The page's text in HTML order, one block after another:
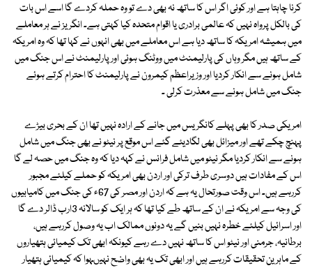
کرنا چاہتا ہے اور کوئی اگر اس کا ساتھ نہ بھی دے تو وہ حملہ کردے گا اسے اس بات
کی بالکل پرواہ نہیں کہ عالمی برادری یا اقوام متحدہ کیا کہتی ہے۔ انگریز نے ہر معاملے
میں ہمیشہ امریکہ کا ساتھ دیا ہے اس معاملے میں بھی انہوں نے کہا تھا کہ وہ امریکہ
کے ساتھ ہیں مگر وہاں کی پارلیمنٹ میں ووٹنگ ہوئی اور پارلیمنٹ نے اس جنگ میں
شامل ہونے سے انکار کردیا اور وزیراعظم کیمرون نے پارلیمنٹ کا احترام کرتے ہوئے
جنگ میں شامل ہونے سے معذرت کرلی ۔
امریکی صدر کا بھی پہلے کانگریس میں جانے کے ارادہ نہیں تھا ان کے بحری بیڑے
پہنچ چکے تھے اور میزائل بھی لگادیئے گئے اس موقع پر نیٹو نے بھی جنگ میں شامل
ہونے سے انکار کردیا مگر نیٹو میں شامل فرانس نے کہہ دیا کہ وہ جنگ میں حصہ لے گا
اس کے مفادات ہیں دوسری طرف ترکی اور اردن بھی امریکہ کو حملے کیلئے مجبور
کررہے ہیں۔ اس وقت صورتحال یہ ہے کہ اردن اور مصر کی 67ء کی جنگ میں کامیابیوں
کی وجہ سے امریکہ نے ان کے ساتھ طے کیا تھا کہ ہر ایک کو سالانہ 3ارب ڈالر دے گا
اور اسرائیل کیلئے خطرہ نہیں بنیں گے یہ دونوں ممالک اب یہ وصول کررہے ہیں،
برطانیہ، جرمنی اور نیٹو اس کا ساتھ نہیں دے رہے کیونکہ ابھی تک کیمیائی ہتھیاروں
کے ماہرین تحقیقات کررہے ہیں اور ابھی تک یہ بھی واضح نہیںہوا کہ کیمیائی ہتھیار